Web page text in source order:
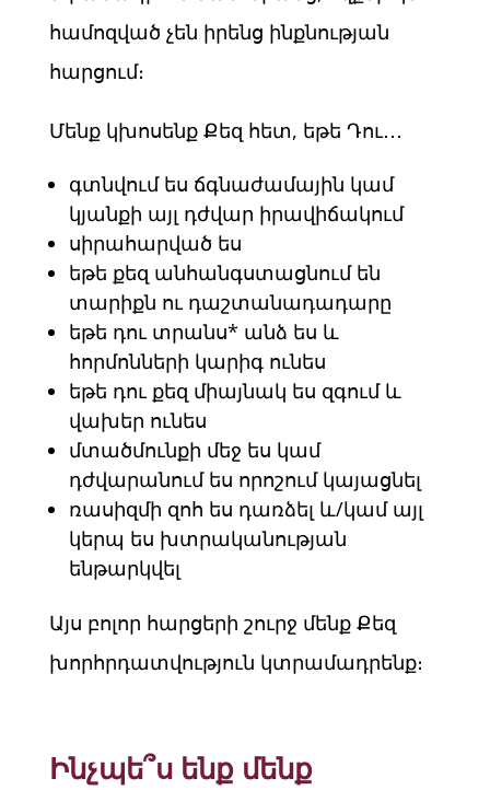
համոզված չեն իրենց ինքնության
հարցում։
Մենք կխոսենք Քեզ հետ, եթե Դու․․․
գտնվում ես ճգնաժամային կամ
կյանքի այլ դժվար իրավիճակում
սիրահարված ես
եթե քեզ անհանգստացնում են
տարիքն ու դաշտանադադարը
եթե դու տրանս* անձ ես և
հորմոնների կարիգ ունես
եթե դու քեզ միայնակ ես զգում և
վախեր ունես
մտածմունքի մեջ ես կամ
դժվարանում ես որոշում կայացնել
ռասիզմի զոհ ես դառձել և/կամ այլ
կերպ ես խտրականության
ենթարկվել
Այս բոլոր հարցերի շուրջ մենք Քեզ
խորհրդատվություն կտրամադրենք։
Ինչպե՞ս ենք մենք